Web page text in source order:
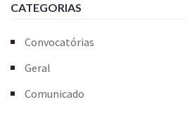
CATEGORIAS
Convocatórias
Geral
Comunicado